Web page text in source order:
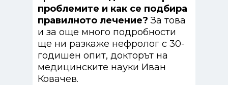
проблемите и как се подбира
правилното лечение? За това
и за още много подробности
ще ни разкаже нефролог с 30-
годишен опит, докторът на
медицинските науки Иван
Ковачев.